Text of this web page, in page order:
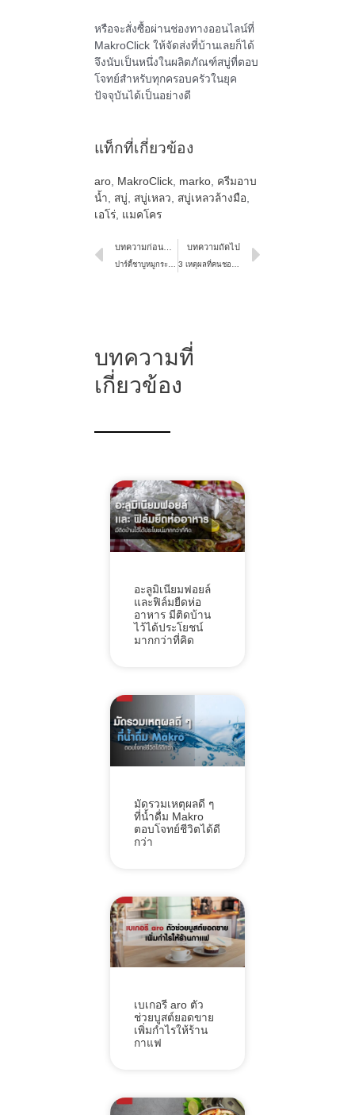
หรือจะสั่งซื้อผ่านช่องทางออนไลน์ที่
MakroClick ให้จัดส่งที่บ้านเลยก็ได้
จึงนับเป็นหนึ่งในผลิตภัณฑ์สบู่ที่ตอบ
โจทย์สำหรับทุกครอบครัวในยุค
ปัจจุบันได้เป็นอย่างดี
แท็กที่เกี่ยวข้อง
aro, MakroClick, marko, ครีมอาบ
น้ำ
สบู่ สบู่เหลว สบู่เหลวล้างมือ
เอโร่, แมคโคร
บทความก่อนหน้า
ปาร์ตี้ชาบูหมูกระทะสงกรานต์ ทำไมต้องหมูแช่แข็ง aro
บทความถัดไป
บทความที่
เกี่ยวข้อง
อะลูมิเนียมฟอยล์
และฟิล์มยืดห่อ
อาหาร มีติดบ้าน
ไว้ได้ประโยชน์
มากกว่าที่คิด
มัดรวมเหตุผลดี ๆ
ที่น้ำดื่ม Makro
ตอบโจทย์ชีวิตได้ดี
กว่า
เบเกอรี aro ตัว
ช่วยบูสต์ยอดขาย
เพิ่มกำไรให้ร้าน
กาแฟ